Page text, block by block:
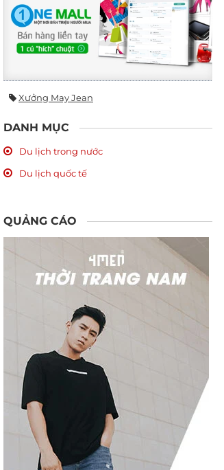
Xưởng May Jean
DANH MỤC
Du lịch trong nước
Du lịch quốc tế
QUẢNG CÁO